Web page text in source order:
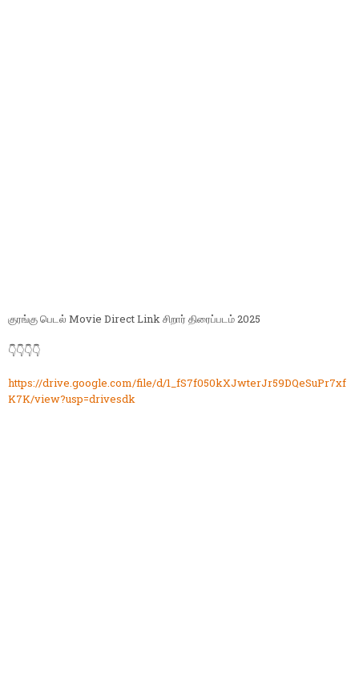
குரங்கு பெடல் Movie Direct Link சிறார் திரைப்படம் 2025
👇👇👇👇
https://drive.google.com/file/d/1_fS7f050kXJwterJr59DQeSuPr7xf
K7K/view?usp=drivesdk